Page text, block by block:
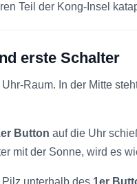
Teil der Kong-Insel
erste Schalter
Raum. In der Mitte
Button auf die Uhr
mit der Sonne, wird es
Pilz unterhalb des 1er